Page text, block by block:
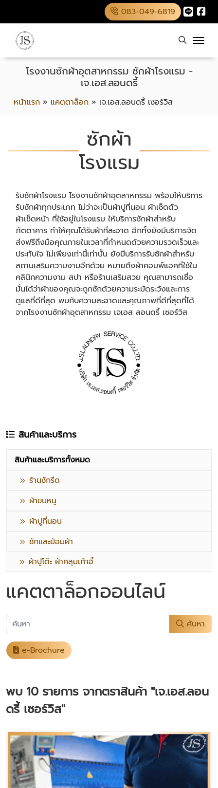
083-049-6819
หน้าแรก » แคตตาล็อก » เจ.เอส.ลอนดรี้ เซอร์วิส
โรงงานซักผ้าอุตสาหกรรม ซักผ้าโรงแรม -
เจ.เอส.ลอนดรี้
ซักผ้า
โรงแรม
รับซักผ้าโรงแรม โรงงานซักผ้าอุตสาหกรรม พร้อมให้บริการ
รับซักผ้าทุกประเภท ไม่ว่าจะเป็นผ้าปูที่นอน ผ้าเช็ดตัว
ผ้าเช็ดหน้า ที่ใช้อยู่ในโรงแรม ให้บริการซักผ้าสำหรับ
ภัตตาคาร ทำให้คุณได้รับผ้าที่สะอาด อีกทั้งยังมีบริการจัด
ส่งฟรีถึงมือคุณภายในเวลาที่กำหนดด้วยความรวดเร็วและ
ประทับใจ ไม่เพียงเท่านี้เท่านั้น ยังมีบริการรับซักผ้าสำหรับ
สถานเสริมความงามอีกด้วย หมายถึงผ้าคอมพ์แอคที่ใช้ใน
คลินิกความงาม สปา หรือร้านเสริมสวย คุณสามารถเชื่อ
มั่นได้ว่าผ้าของคุณจะถูกซักด้วยความระมัดระวังและการ
ดูแลที่ดีที่สุด พบกับความสะอาดและคุณภาพที่ดีที่สุดที่ได้
จากโรงงานซักผ้าอุตสาหกรรม เจเอส ลอนดรี้ เซอร์วิส
สินค้าและบริการ
สินค้าและบริการทั้งหมด
ร้านซักรีด
ผ้าขนหนู
ผ้าปูที่นอน
ซักและย้อมผ้า
ผ้าปูโต๊ะ ผ้าคลุมเก้าอี้
แคตตาล็อกออนไลน์
ค้นหา
e-Brochure
พบ 10 รายการ จากตราสินค้า "เจ.เอส.ลอน
ดรี้ เซอร์วิส"